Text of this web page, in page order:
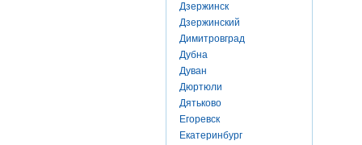
Дзержинск
Дзержинский
Димитровград
Дубна
Дуван
Дюртюли
Дятьково
Егоревск
Екатеринбург